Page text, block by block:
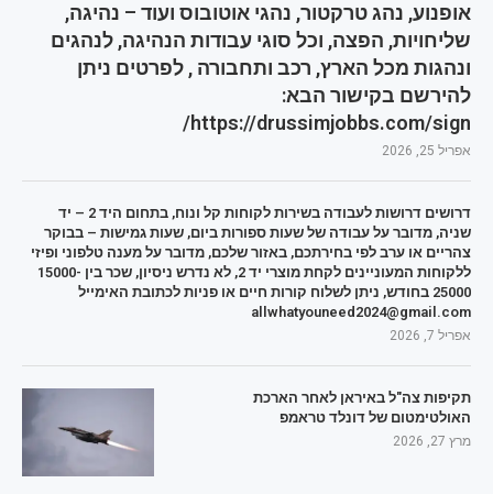
אופנוע, נהג טרקטור, נהגי אוטובוס ועוד – נהיגה,
שליחויות, הפצה, וכל סוגי עבודות הנהיגה, לנהגים
ונהגות מכל הארץ, רכב ותחבורה , לפרטים ניתן
להירשם בקישור הבא:
https://drussimjobbs.com/sign/
אפריל 25, 2026
דרושים דרושות לעבודה בשירות לקוחות קל ונוח, בתחום היד 2 – יד
שניה, מדובר על עבודה של שעות ספורות ביום, שעות גמישות – בבוקר
צהריים או ערב לפי בחירתכם, באזור שלכם, מדובר על מענה טלפוני ופיזי
ללקוחות המעוניינים לקחת מוצרי יד 2, לא נדרש ניסיון, שכר בין 15000-
25000 בחודש, ניתן לשלוח קורות חיים או פניות לכתובת האימייל
allwhatyouneed2024@gmail.com
אפריל 7, 2026
תקיפות צה"ל באיראן לאחר הארכת
האולטימטום של דונלד טראמפ
מרץ 27, 2026